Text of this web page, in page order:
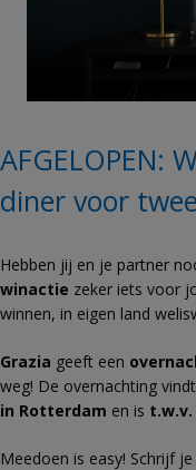
AFGELOPEN:
diner voor twee
Hebben jij en je partner
winactie zeker iets voor
winnen, in eigen land
Grazia geeft een
weg! De overnachting
in Rotterdam en is t.w.v.
Meedoen is easy! Schrijf